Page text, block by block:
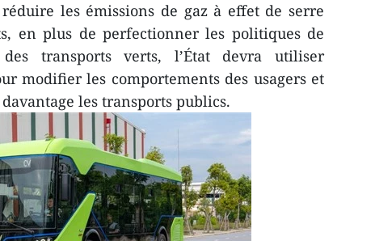
les émissions de gaz à effet de serre
en plus de perfectionner les politiques de
transports verts, l’État devra utiliser
modifier les comportements des usagers et
les transports publics.